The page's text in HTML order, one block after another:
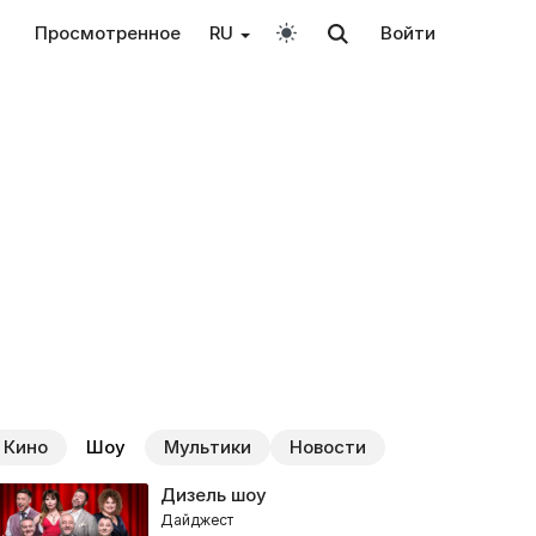
Просмотренное RU Войти
Кино Шоу Мультики Новости
Дизель шоу
Дайджест